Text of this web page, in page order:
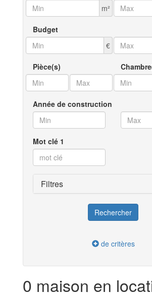
m²
Budget
€
Pièce(s)
Année de construction
Mot clé 1
Filtres
de critères